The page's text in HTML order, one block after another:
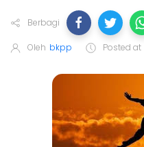
Berbagi
Oleh bkpp Posted at